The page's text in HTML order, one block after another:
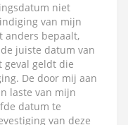
niet
van mijn
anders bepaalt,
juiste datum van
geval geldt die
De door mij aan
laste van mijn
datum te
van deze